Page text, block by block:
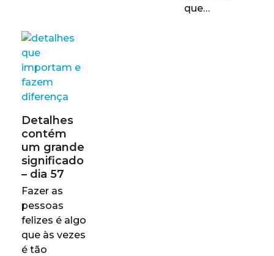
que…
Detalhes
contém
um grande
significado
– dia 57
Fazer as
pessoas
felizes é algo
que às vezes
é tão